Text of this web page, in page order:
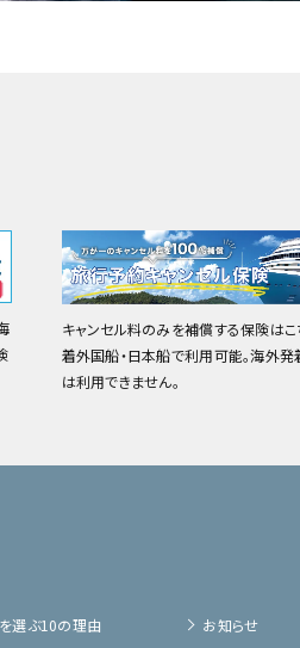
キャンセル料のみを補償する保険はこ
着外国船・日本船で利用可能。海外発
は利用できません。
選ぶ10の理由
お知らせ